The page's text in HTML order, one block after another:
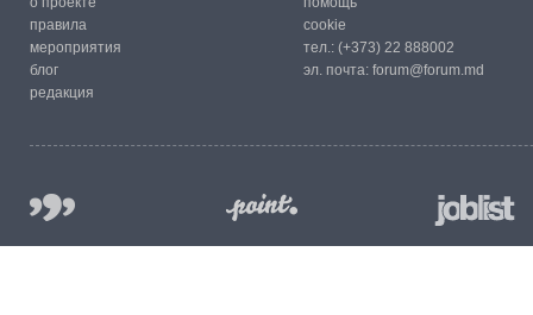
правила
мероприятия
блог
редакция
cookie
тел.: (+373) 22 888002
эл. почта: forum@forum.md